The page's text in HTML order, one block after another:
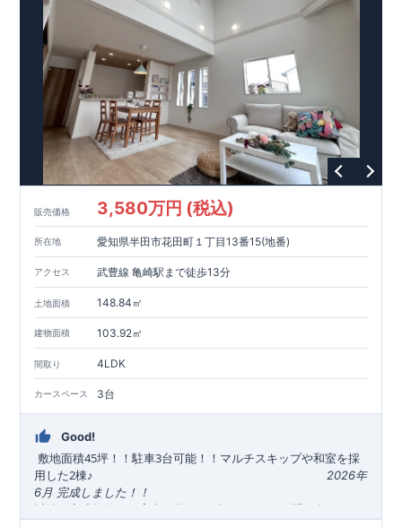
号棟、一階への採光と解放感を演出する【吹抜空間
来客時には客間にもなる【便利な2way
開放感溢れる折上げ天井にはアクセントとして【 化粧梁
置
東栄住宅の家づくりへのこだわり ■『長期優良住宅』取得!
詳しくはクリック!) ・国が定めた
つの技術基準をクリアしてい
ます。 ・住宅ローン減税、固定資産税などの税制優遇を受けら
れます。
・中古市場でも、長期優良住宅が有利に働きます。 ■
住宅性能評価ダブル取得!
←詳しくはクリック!) ・『設計』住
宅性能評価‥‥建物設計段階で、国が認めた第三者機関が評価し
・『建設』住宅性能評価‥‥評価を受けた図面通り
に施工されているか、建設までに計4回チェックが行われま
す。 ・図面や書類上だけでなく、「現場の施工状況」を検査し
た上で、品質を保証しております。 ■全棟自社一貫体制!
しくはクリック !)
・誰が何をやったかが明確だからこそ、お客
様の安心に繋がります。 ・設計、施工、営業が協力しあい、ベ
ストプランをご提供いたします。
る事で、コストダウンに努めております。 !現地案内予約受付
中! ・現地ご見学予約受付中◎ 平日やお仕事終わりのご案内も
可能です! ご希望のお客様は一度ご連絡ください！ ・ホームペ
ージに載っていない詳しい内容や、資金計画のご相談、
等がございましたらお気軽にご連絡下さい。 !現地案内予約受
付中! ・現地ご見学予約受付中◎ 平日やお仕事終わりのご案内
も可能です!ご希望のお客様は一度ご連絡ください！ ・ホーム
ページに載っていない詳しい内容や、資金計画のご相談、
問等がございましたらお気軽にご連絡下さい。
TEL0564-57-
0257 東栄住宅 岡崎営業所 ​ ​ ​
スマートフォンで見やすい特設サイトはこちら
https://www.e-blooming.com/bukken/83875021/
販売価格 3,580万円 (税込)
所在地 愛知県半田市花田町１丁目13番15(地番)
アクセス 武豊線 亀崎駅まで徒歩13分
土地面積 148.84㎡
建物面積 103.92㎡
間取り 4LDK
カースペース 3台
Good!
​敷地面積45坪 ！！駐車3台可能！！ マルチスキップや和室を採
用した2棟♪ 2026年
6月 完成しました！！
近隣の完成物件のご案内可能！まずはお気軽にお問い合わせ